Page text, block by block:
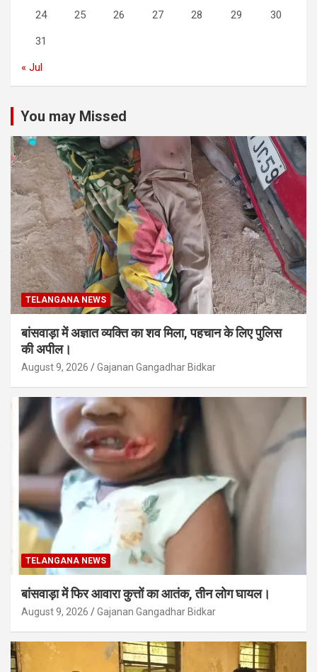
24 25 26 27 28 29 30
31
« Jul
You may Missed
TELANGANA NEWS
बांसवाड़ा में अज्ञात व्यक्ति का शव मिला, पहचान के लिए पुलिस
की अपील।
August 9, 2026 Gajanan Gangadhar Bidkar
TELANGANA NEWS
बांसवाड़ा में फिर आवारा कुत्तों का आतंक, तीन लोग घायल।
August 9, 2026 Gajanan Gangadhar Bidkar